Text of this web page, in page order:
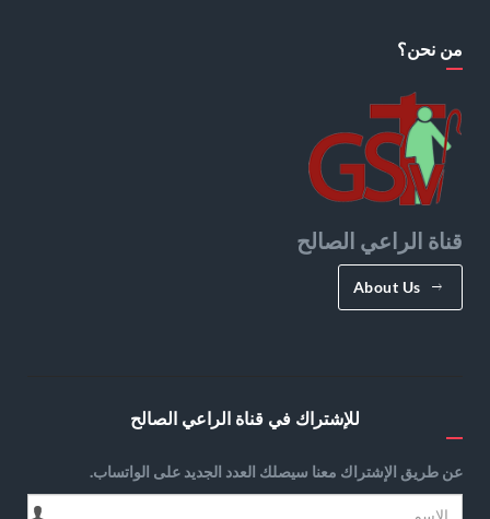
من نحن؟
قناة الراعي الصالح
About Us
للإشتراك في قناة الراعي الصالح
عن طريق الإشتراك معنا سيصلك العدد الجديد على الواتساب.